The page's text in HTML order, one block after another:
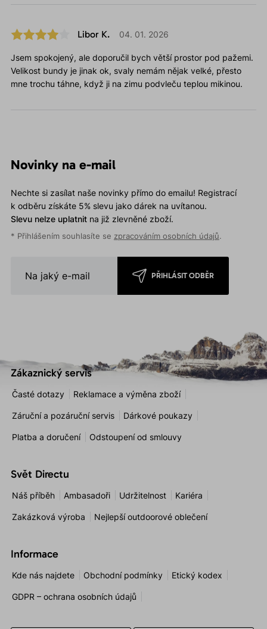
Libor K. 04. 01. 2026
Jsem spokojený, ale doporučil bych větší prostor pod pažemi.
Velikost bundy je jinak ok, svaly nemám nějak velké, přesto
mne trochu táhne, když ji na zimu podvleču teplou mikinou.
Novinky na e-mail
Nechte si zasílat naše novinky přímo do emailu! Registrací
k odběru získáte 5% slevu jako dárek na uvítanou.
Slevu nelze uplatnitna již zlevněné zboží.
* Přihlášením souhlasíte se zpracováním osobních údajů.
PŘIHLÁSIT ODBĚR
Zákaznický servis
Časté dotazy Reklamace a výměna zboží
Záruční a pozáruční servis Dárkové poukazy
Platba a doručení Odstoupení od smlouvy
Svět Directu
Náš příběh Ambasadoři Udržitelnost Kariéra
Zakázková výroba Nejlepší outdoorové oblečení
Informace
Kde nás najdete Obchodní podmínky Etický kodex
GDPR – ochrana osobních údajů